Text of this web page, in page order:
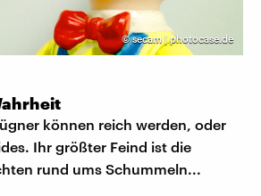
©secam | photocase.de
können reich werden, oder
Ihr größter Feind ist die
rund ums Schummeln...